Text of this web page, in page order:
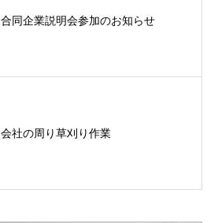
合同企業説明会参加のお知らせ
会社の周り草刈り作業